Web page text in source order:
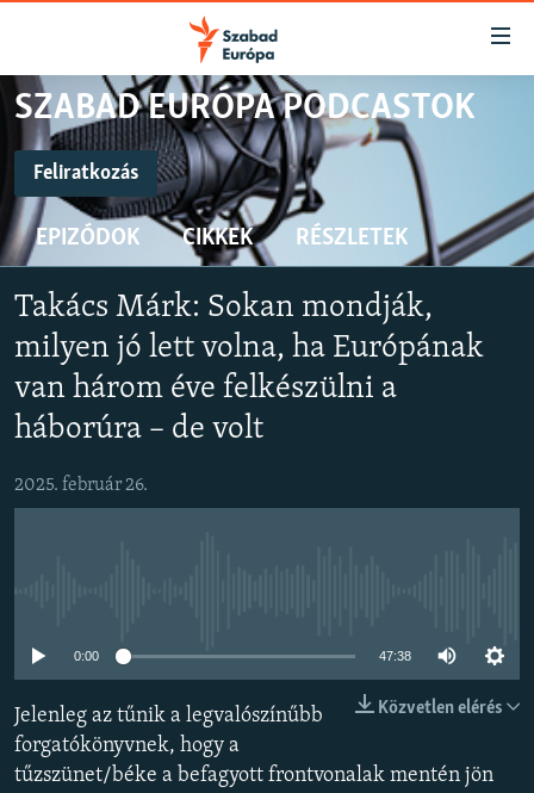
Akadálymentes
Ugrás
fő
oldalra
Ugrás
a
tartalomjegyzékre
Ugrás
keresésre
NAPIRENDEN
AKTUÁLIS
PODCASTOK
VIDEÓK
ELEMZŐ
NER15
SZABADON
TÁRSADALOM
DEMOKRÁCIA
A PÉNZ NYOMÁBAN
KLÍMAVÁLTOZÁS
A MÚLT TANULSÁGAI
KÖVESSEN MINKET!
SZABAD EURÓPA PODCASTOK
Feliratkozás
FELIRATKOZÁS
Spotify
Feliratkozás
EPIZÓDOK CIKKEK RÉSZLETEK
Takács Márk: Sokan mondják,
milyen jó lett volna, ha Európának
van három éve felkészülni a
háborúra – de volt
2025. február 26.
0:00 47:38
Közvetlen elérés
Jelenleg az tűnik a legvalószínűbb
forgatókönyvnek, hogy a
tűzszünet/béke a befagyott frontvonalak mentén jön